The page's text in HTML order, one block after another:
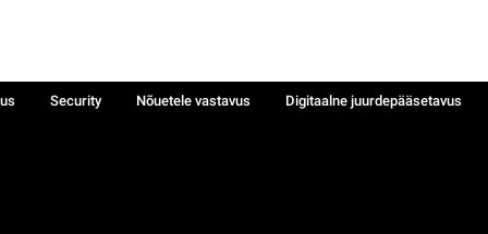
Security Nõuetele vastavus
Digitaalne juurdepääsetavus